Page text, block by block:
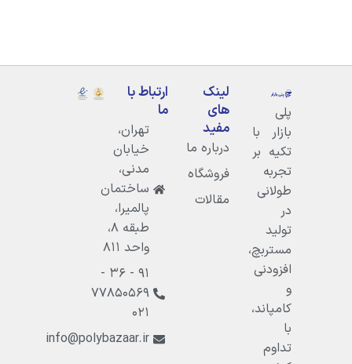
پلی
بازار با
تکیه بر
تجربه
طولانی
در
تولید
مستربچ،
افزودنی
و
کامپاند،
با
تداوم
لینک
های
مفید
درباره ما
فروشگاه
مقالات
ارتباط با
ما
تهران،
خيابان
مدنى،
ساختمان
پالميرا،
طبقه ۸،
واحد ۸۱۱
۹۱ - ۳۶ -
۷۷۸۵۰۵۶۹
۰۲۱
info@polybazaar.ir